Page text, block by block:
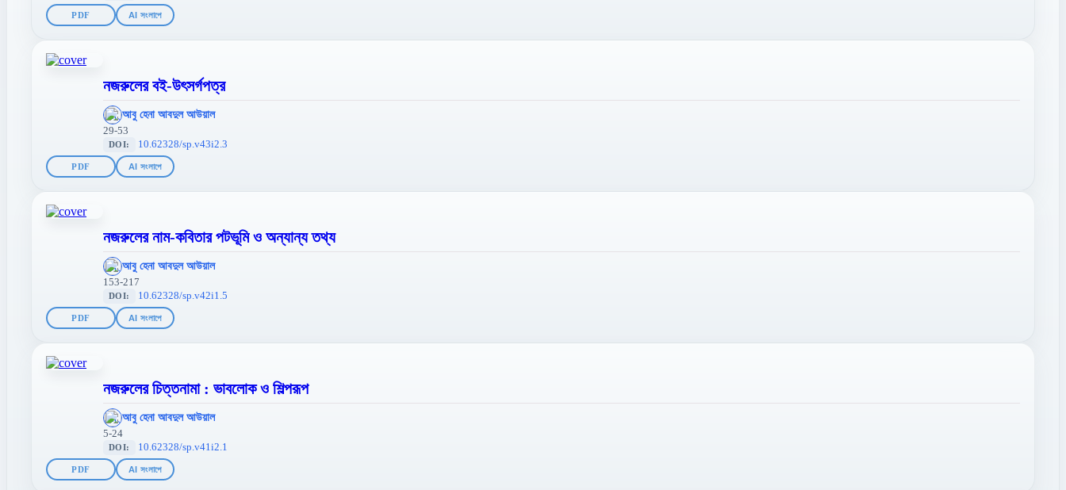
PDF AI সংলাপে
নজরুলের বই-উৎসর্গপত্র
';
};">
আবু হেনা আবদুল আউয়াল
29-53
DOI: 10.62328/sp.v43i2.3
PDF AI সংলাপে
নজরুলের নাম-কবিতার পটভূমি ও অন্যান্য তথ্য
';
};">
আবু হেনা আবদুল আউয়াল
153-217
DOI: 10.62328/sp.v42i1.5
PDF AI সংলাপে
নজরুলের চিত্তনামা : ভাবলোক ও শিল্পরূপ
';
};">
আবু হেনা আবদুল আউয়াল
5-24
DOI: 10.62328/sp.v41i2.1
PDF AI সংলাপে